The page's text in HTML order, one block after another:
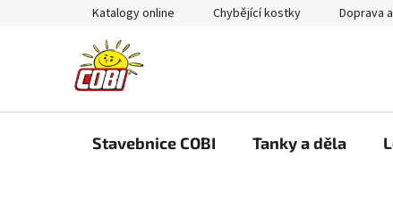
Katalogy online Chybějící kostky Doprava
Stavebnice COBI Tanky a děla